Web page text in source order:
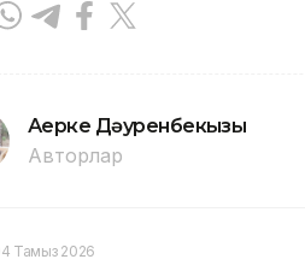
Ақерке Дәуренбекқызы
Авторлар
Тамыз 2026